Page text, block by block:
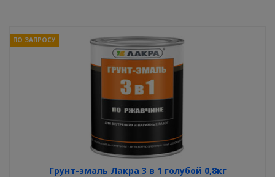
Грунт-эмаль Лакра 3 в 1 голубой 0,8кг
ПО ЗАПРОСУ